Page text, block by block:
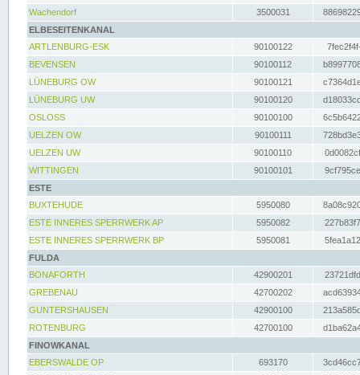
Wachendorf
3500031
ELBESEITENKANAL
ARTLENBURG-ESK
90100122
BEVENSEN
90100112
LÜNEBURG OW
90100121
LÜNEBURG UW
90100120
OSLOSS
90100100
UELZEN OW
90100111
UELZEN UW
90100110
WITTINGEN
90100101
ESTE
BUXTEHUDE
5950080
ESTE INNERES SPERRWERK AP
5950082
ESTE INNERES SPERRWERK BP
5950081
FULDA
BONAFORTH
42900201
GREBENAU
42700202
GUNTERSHAUSEN
42900100
ROTENBURG
42700100
FINOWKANAL
EBERSWALDE OP
693170